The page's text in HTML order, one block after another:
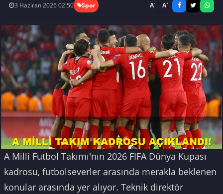
3 Haziran 2026 02:50 Spor A- A+
A Milli Futbol Takımı'nın 2026 FIFA Dünya Kupası
kadrosu, futbolseverler arasında merakla beklenen
konular arasında yer alıyor. Teknik direktör